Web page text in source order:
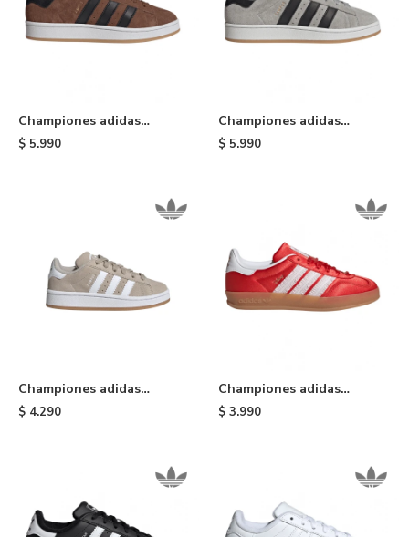
Championes adidas
Campus 00s - Brown
$ 5.990
Championes adidas
Campus 00s - Grey
$ 5.990
Championes adidas
Campus 00s de niño - Beige
$ 4.290
Championes adidas
Gazelle x Disney Alice In
$ 3.990